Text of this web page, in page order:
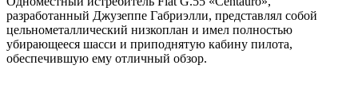
разработанный Джузеппе Габриэлли, представлял собой
цельнометаллический низкоплан и имел полностью
убирающееся шасси и приподнятую кабину пилота,
обеспечившую ему отличный обзор.